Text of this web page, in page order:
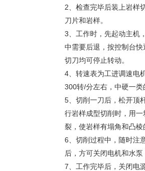
2、检查完毕后装上岩样
刀片和岩样。
3、工作时，先起动主机
中需要后退，按控制台
切刀均可停止转动。
4、转速表为工进调速电
300转/分左右，中硬一
5、切削一刀后，松开顶
行岩样成型切削时，用
裂，使岩样有塌角和凸棱
6、切削过程中，随时注
后，方可关闭电机和水
7、工作完毕后，关闭电